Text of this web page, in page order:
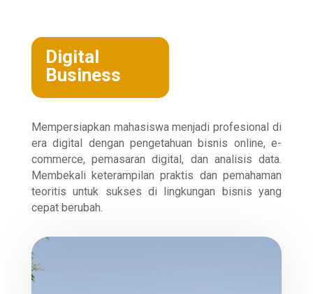
Digital
Business
Mempersiapkan mahasiswa menjadi profesional di
era digital dengan pengetahuan bisnis online, e-
commerce, pemasaran digital, dan analisis data.
Membekali keterampilan praktis dan pemahaman
teoritis untuk sukses di lingkungan bisnis yang
cepat berubah.